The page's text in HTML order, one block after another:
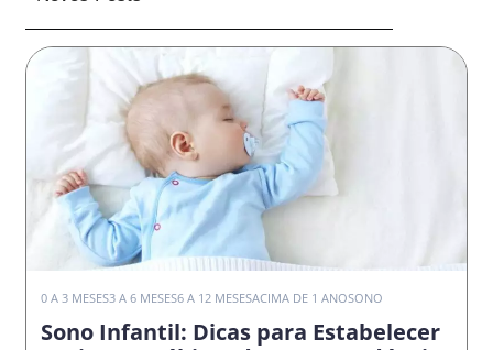
0 A 3 MESES3 A 6 MESES6 A 12 MESESACIMA DE 1 ANOSONO
Sono Infantil: Dicas para Estabelecer